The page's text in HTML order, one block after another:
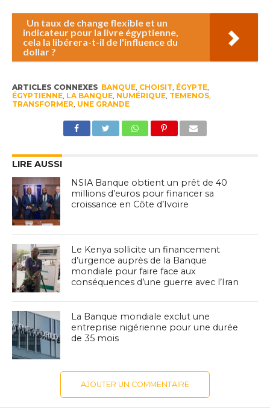
Un taux de change flexible et un
indicateur pour la livre égyptienne,
cela la libérera-t-il de l'influence du
dollar ?
ARTICLES CONNEXES BANQUE, CHOISIT ÉGYPTE,
ÉGYPTIENNE, LA BANQUE, NUMÉRIQUE, TEMENOS,
TRANSFORMER UNE GRANDE
LIRE AUSSI
NSIA Banque obtient un prêt de 40
millions d’euros pour financer sa
croissance en Côte d’Ivoire
Le Kenya sollicite un financement
d’urgence auprès de la Banque
mondiale pour faire face aux
conséquences d’une guerre avec l’Iran
La Banque mondiale exclut une
entreprise nigérienne pour une durée
de 35 mois
AJOUTER UN COMMENTAIRE